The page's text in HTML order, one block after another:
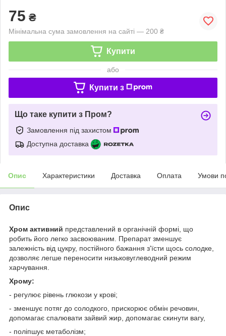
75 ₴
Мінімальна сума замовлення на сайті — 200 ₴
Купити
або
Купити з
Що таке купити з Пром?
Замовлення під захистом
Доступна доставка
Опис Характеристики Доставка Оплата Умови
Опис
Хром активний представлений в органічній формі, що
робить його легко засвоюваним. Препарат зменшує
залежність від цукру, постійного бажання з'їсти щось солодке,
дозволяє легше переносити низьковуглеводний режим
харчування.
Хрому:
- регулює рівень глюкози у крові;
- зменшує потяг до солодкого, прискорює обмін речовин,
допомагає спалювати зайвий жир, допомагає скинути вагу,
- поліпшує метаболізм;